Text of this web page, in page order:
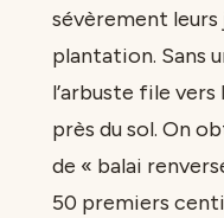
sévèrement leurs
plantation. Sans
l’arbuste file
près du sol. On
de « balai
50 premiers